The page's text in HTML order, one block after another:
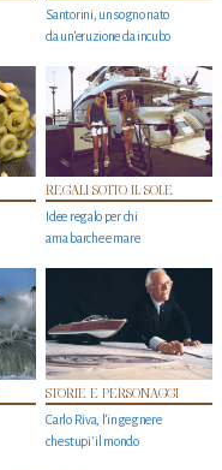
Santorini, un sogno nato
da un’eruzione da incubo
REGALI SOTTO IL SOLE
Idee regalo per chi
ama barche e mare
STORIE E PERSONAGGI
Carlo Riva, l’ingegnere
che stupi' il mondo